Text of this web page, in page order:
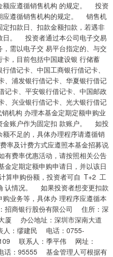
额应遵循销售机构 的规定。 投资
应遵循销售机构的规定。 销售机
扣款日、扣款金额扣款，若遇非
日。 投资者通过本公司电子交易
需以电子交 易平台指定的、与交
，目前包括中国建设银 行储蓄
借记卡、中国工商银行借记卡、
、浦发银行借记卡、华夏银行借记
记卡、平安银行借记卡、中国邮政
、兴业银行借记卡、光大银行借记
机构 办理本基金定期定额申购业
金账户作为固定扣 款账户。 如投
不足的，具体办理程序请遵循销
及计费方式应遵照本基金招募说
有费率优惠活动，请按照相关公告
定期定额申购申请日，并以该日
算申购份额，投资者可自 T+2 工
认情况。 如果投资者想变更扣款
业务等，具体办 理程序应遵循本
招商银行股份有限公司 住所：深
厦 办公地址：深圳市深南大道
：缪建民 电话：0755-
联系人：季平伟 网址：
话：95555 基金管理人可根据有